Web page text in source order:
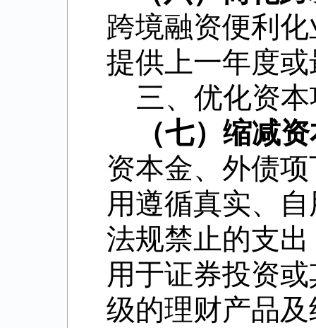
跨境融资便利
提供上一年度
三、优化资
（七）缩减
资本金、外债
用遵循真实、
法规禁止的支
用于证券投资
级的理财产品